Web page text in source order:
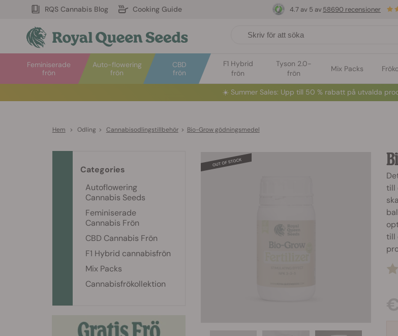
RQS Cannabis Blog Cooking Guide
Auto-flowering
frön
Feminiserade
frön
CBD
frön
F1 Hybrid
frön
Tyson 2.0-
frön
Mix Packs
4.7 av 5 av 58690 recensioner
☀️ Summer Sales: Upp till 50 % rabatt på utvalda
Hem > Odling > Cannabisodlingstillbehör > Bio-Grow gödningsmedel
till
till
Categories
Autoflowering
Cannabis Seeds
Feminiserade
Cannabis Frön
CBD Cannabis Frön
F1 Hybrid cannabisfrön
Mix Packs
Cannabisfrökollektion